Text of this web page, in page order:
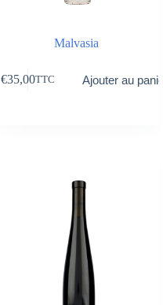
Malvasia
€35,00TTC Ajouter au panier